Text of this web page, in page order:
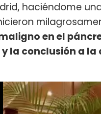
haciéndome
en el
la conclusión a la